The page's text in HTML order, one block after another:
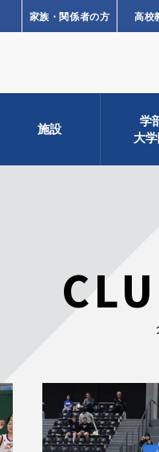
家族・関係者の方 高校
施設
学
大